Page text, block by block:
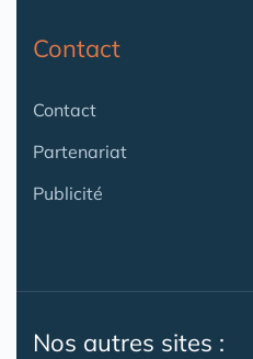
Contact
Contact
Partenariat
Publicité
Nos autres sites :